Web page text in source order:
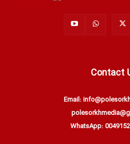
Contact
Email:
WhatsApp: